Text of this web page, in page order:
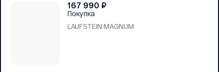
167 990 ₽
Покупка
LAUFSTEIN MAGNUM